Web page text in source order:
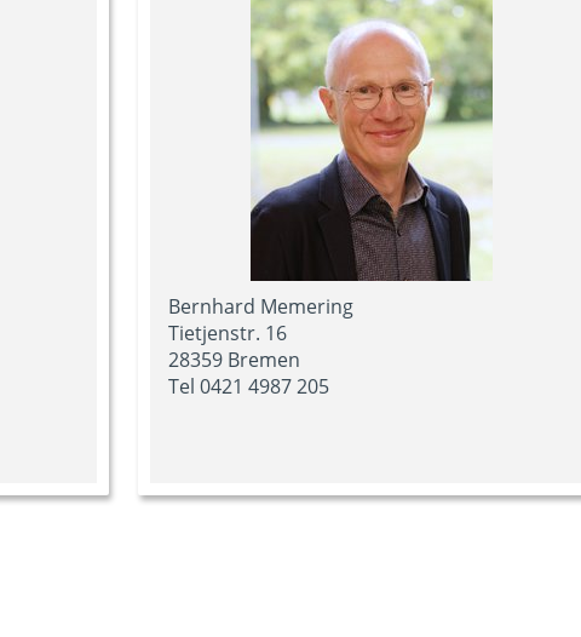
Bernhard Memering
Tietjenstr. 16
28359 Bremen
Tel 0421 4987 205